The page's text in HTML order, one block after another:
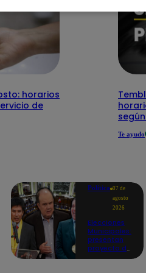
horarios
de
Te ayudo
Política 07 de
agosto
2026
Elecciones
Municipales:
presentan
proyecto de